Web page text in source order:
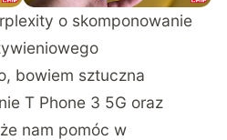
o skomponowanie
bowiem sztuczna
T Phone 3 5G oraz
nam pomóc w